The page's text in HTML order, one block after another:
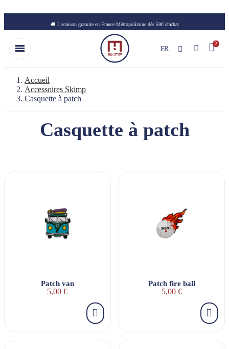
🚚 Livraison gratuite en France Métropolitaine dès 59€ d'achat
FR
Accueil
Accessoires Skimp
Casquette à patch
Casquette à patch
Patch van
5,00 €
Patch fire ball
5,00 €